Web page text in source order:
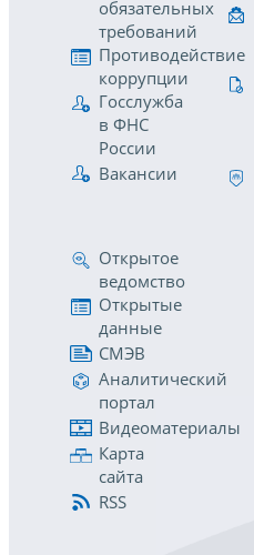
обязательных
требований
Противодействие
коррупции
Госслужба
в ФНС
России
Вакансии
Открытое
ведомство
Открытые
данные
СМЭВ
Аналитический
портал
Видеоматериалы
Карта
сайта
RSS